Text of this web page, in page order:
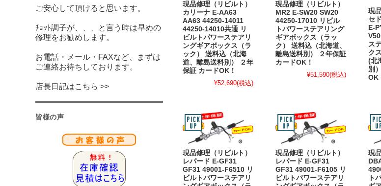
現品修理（リビルト）
カリーナ E-AA63
AA63 44250-14011
44250-14010共通 リ
ビルトパワーステアリ
ングギアボックス（ラ
ック） 送料込（北海
道、離島送料別） ２年
保証 カードOK！
¥52,690(税込)
現品修理（リビルト）
MR2 E-SW20 SW20
44250-17010 リビル
トパワーステアリング
ギアボックス（ラッ
ク） 送料込（北海道、
離島送料別） ２年保証
カードOK！
¥51,590(税込)
現
セ
E-
ス
ク
(北
別
OK
現品修理（リビルト）
レパード E-GF31
GF31 49001-F6510 リ
ビルトパワーステアリ
現品修理（リビルト）
レパード E-GF31
GF31 49001-F6105 リ
ビルトパワーステアリ
現
ト
ご安心して頂けると思います。
ﾁｮｯﾄ調子が、、、と言う時は早めの
修理をお勧めします。
お電話・メール・FAXなど、まずは
ご連絡お待ちしております。
店長日記はこちら >>
皆様の声